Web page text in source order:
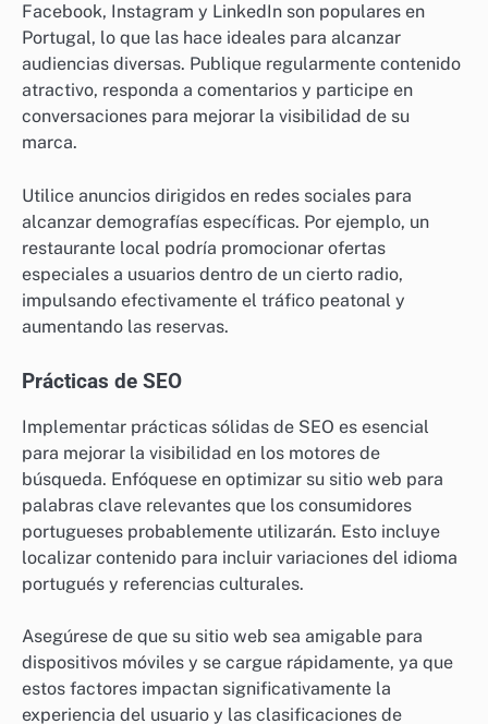
Facebook, Instagram y LinkedIn son populares en
Portugal, lo que las hace ideales para alcanzar
audiencias diversas. Publique regularmente contenido
atractivo, responda a comentarios y participe en
conversaciones para mejorar la visibilidad de su
marca.
Utilice anuncios dirigidos en redes sociales para
alcanzar demografías específicas. Por ejemplo, un
restaurante local podría promocionar ofertas
especiales a usuarios dentro de un cierto radio,
impulsando efectivamente el tráfico peatonal y
aumentando las reservas.
Prácticas de SEO
Implementar prácticas sólidas de SEO es esencial
para mejorar la visibilidad en los motores de
búsqueda. Enfóquese en optimizar su sitio web para
palabras clave relevantes que los consumidores
portugueses probablemente utilizarán. Esto incluye
localizar contenido para incluir variaciones del idioma
portugués y referencias culturales.
Asegúrese de que su sitio web sea amigable para
dispositivos móviles y se cargue rápidamente, ya que
estos factores impactan significativamente la
experiencia del usuario y las clasificaciones de